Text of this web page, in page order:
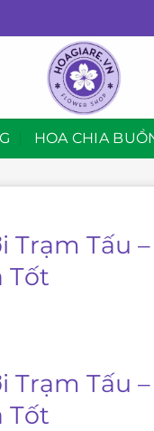
HOA CHIA
Trạm Tấu
Tốt
Trạm Tấu
Tốt